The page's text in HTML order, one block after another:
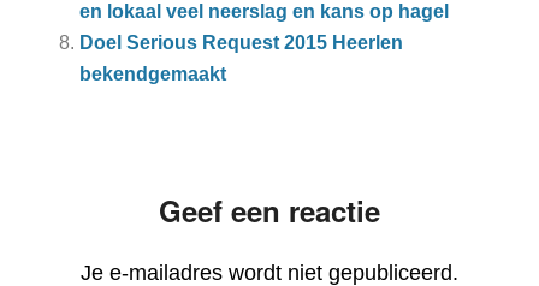
en lokaal veel neerslag en kans op hagel
Doel Serious Request 2015 Heerlen
bekendgemaakt
Geef een reactie
Je e-mailadres wordt niet gepubliceerd.